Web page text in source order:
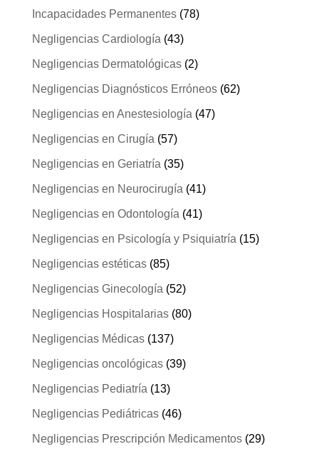
Incapacidades Permanentes(78)
Negligencias Cardiología (43)
Negligencias Dermatológicas(2)
Negligencias Diagnósticos Erróneos(62)
Negligencias en Anestesiología (47)
Negligencias en Cirugía (57)
Negligencias en Geriatría (35)
Negligencias en Neurocirugía (41)
Negligencias en Odontología (41)
Negligencias en Psicología y Psiquiatría (15)
Negligencias estéticas(85)
Negligencias Ginecología (52)
Negligencias Hospitalarias(80)
Negligencias Médicas(137)
Negligencias oncológicas(39)
Negligencias Pediatría (13)
Negligencias Pediátricas(46)
Negligencias Prescripción Medicamentos(29)